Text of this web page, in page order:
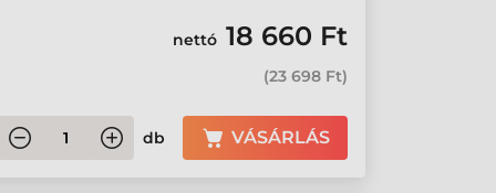
nettó 18 660 Ft
(23 698 Ft)
db VÁSÁRLÁS